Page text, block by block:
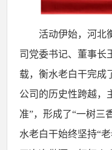
活动伊始，河北
司党委书记、董事长
载，衡水老白干完成
公司的历史性跨越，
准”，形成了“一树三
水老白干始终坚持“